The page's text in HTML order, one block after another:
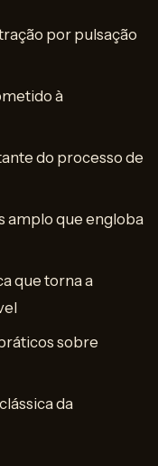
por pulsação
à
do processo de
amplo que engloba
que torna a
sobre
da